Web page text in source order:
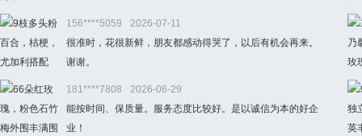
156****5059
2026-07-11
很准时，花很新鲜，朋友都感动得哭了，以后有机会再来。
谢谢。
181****7808
2026-06-29
能按时间、保质量。服务态度比较好。是以诚信为本的好企
业！